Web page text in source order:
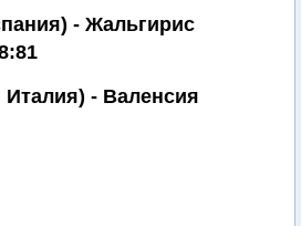
- Жальгирис
- Валенсия